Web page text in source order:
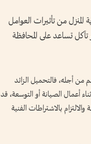
المنزل من تأثيرات العوامل
تآكل تساعد على المحافظة
أجله، فالتحميل الزائد
أعمال الصيانة أو التوسعة، قد
بالاشتراطات الفنية